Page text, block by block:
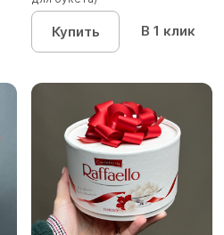
Купить В 1 клик